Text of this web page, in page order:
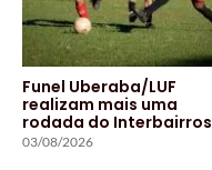
Funel Uberaba/LUF
realizam mais uma
rodada do Interbairros
03/08/2026